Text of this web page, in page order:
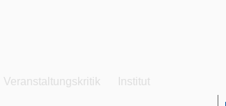
Veranstaltungskritik Institut